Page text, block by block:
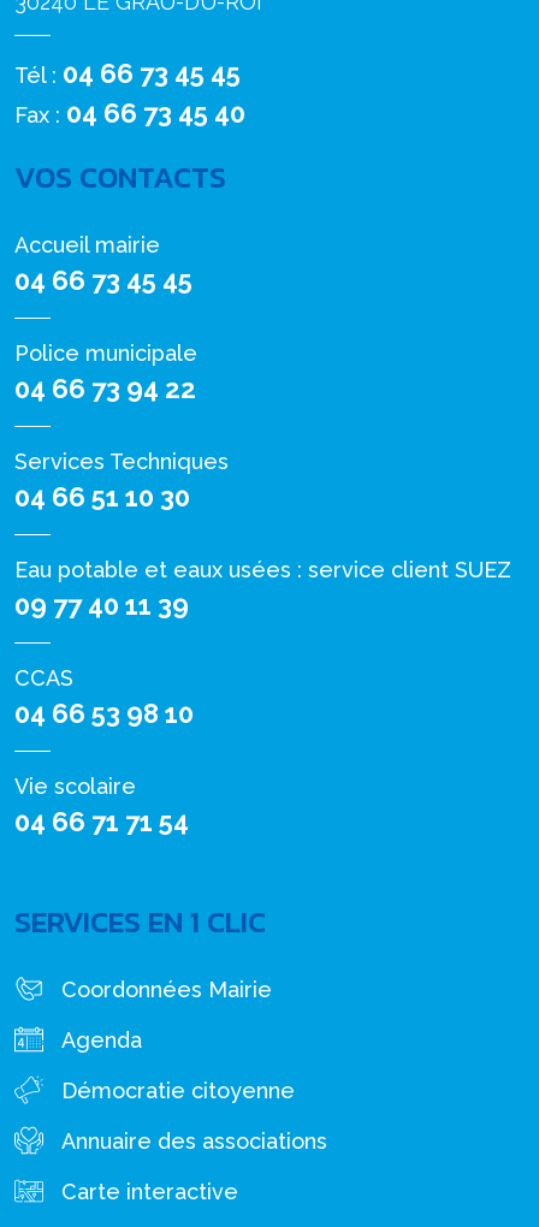
Tél : 04 66 73 45 45
Fax : 04 66 73 45 40
VOS CONTACTS
Accueil mairie
04 66 73 45 45
Police municipale
04 66 73 94 22
Services Techniques
04 66 51 10 30
Eau potable et eaux usées : service client SUEZ
09 77 40 11 39
CCAS
04 66 53 98 10
Vie scolaire
04 66 71 71 54
SERVICES EN 1 CLIC
Coordonnées Mairie
Agenda
Démocratie citoyenne
Annuaire des associations
Carte interactive